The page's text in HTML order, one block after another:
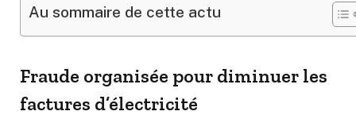
Au sommaire de cette actu
Fraude organisée pour diminuer les
factures d’électricité